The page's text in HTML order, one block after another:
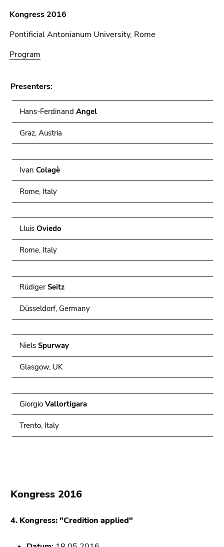
Kongress 2016
Pontificial Antonianum University, Rome
Program
Presenters:
Hans-Ferdinand Angel
Graz, Austria
Ivan Colagè
Rome, Italy
Lluis Oviedo
Rome, Italy
RüdigerSeitz
Düsseldorf, Germany
Niels Spurway
Glasgow, UK
Giorgio Vallortigara
Trento, Italy
Kongress 2016
4. Kongress: "Credition applied"